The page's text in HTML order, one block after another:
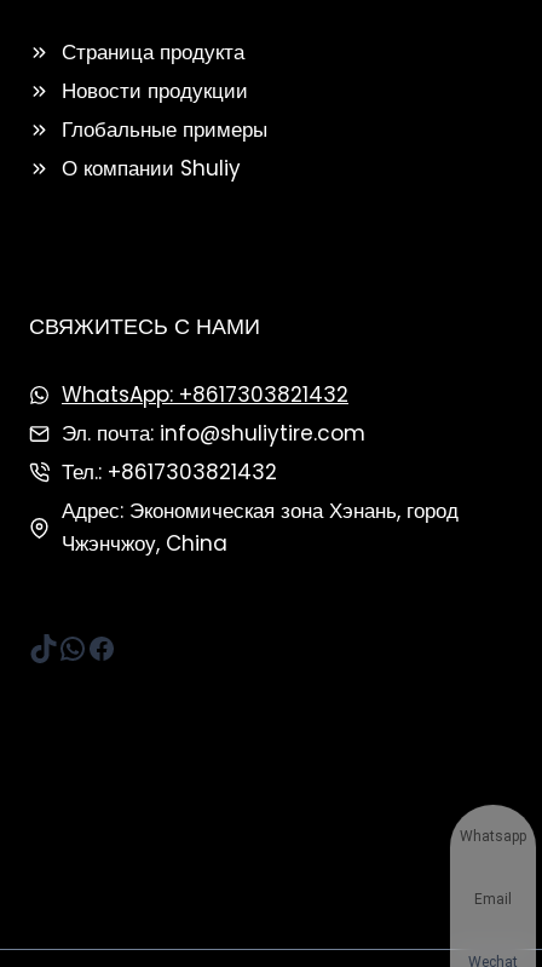
Страница продукта
Новости продукции
Глобальные примеры
О компании Shuliy
СВЯЖИТЕСЬ С НАМИ
WhatsApp: +8617303821432
Эл. почта: info@shuliytire.com
Тел.: +8617303821432
Адрес: Экономическая зона Хэнань, город
Чжэнчжоу, China
TikTok
WhatsApp
Facebook
Whatsapp
Email
Wechat